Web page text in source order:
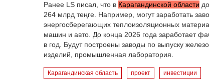
Ранее LS писал, что в Карагандинской области
264 млрд теңге. Например, могут заработать
энергосберегающих теплоизоляционных
машин и авто. До конца 2026 года заработает
в год. Будут построены заводы по выпуску
изделий, промышленная лаборатория.
Карагандинская область проект инвестиции